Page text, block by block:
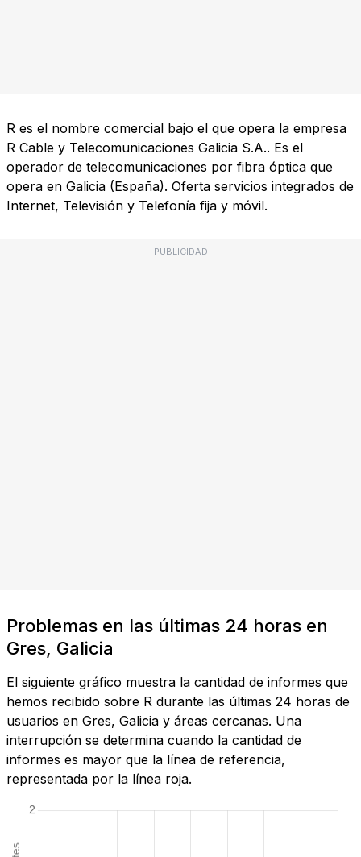
R es el nombre comercial bajo el que opera la empresa
R Cable y Telecomunicaciones Galicia S.A.. Es el
operador de telecomunicaciones por fibra óptica que
opera en Galicia (España). Oferta servicios integrados de
Internet, Televisión y Telefonía fija y móvil.
PUBLICIDAD
Problemas en las últimas 24 horas en
Gres, Galicia
El siguiente gráfico muestra la cantidad de informes que
hemos recibido sobre R durante las últimas 24 horas de
usuarios en Gres, Galicia y áreas cercanas. Una
interrupción se determina cuando la cantidad de
informes es mayor que la línea de referencia,
representada por la línea roja.